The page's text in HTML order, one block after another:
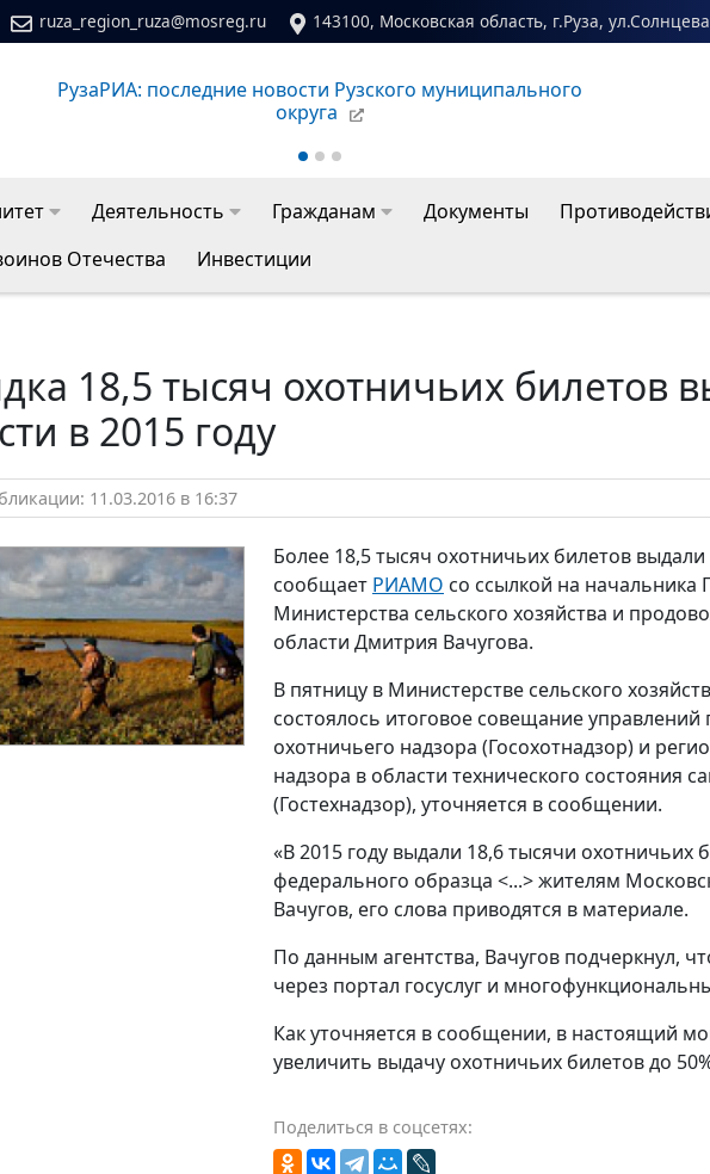
ruza_region_ruza@mosreg.ru 143100, Московская область, г.Руза,
РузаРИА: последние новости Рузского муниципального
округа
Сайт
Деятельность Гражданам Документы
Отечества Инвестиции
18,5 тысяч охотничьих билетов
в 2015 году
11.03.2016 в 16:37
Более 18,5 тысяч охотничьих билетов
сообщает РИАМО со ссылкой на начальника
Министерства сельского хозяйства и
области Дмитрия Вачугова.
В пятницу в Министерстве сельского
состоялось итоговое совещание управлений
охотничьего надзора (Госохотнадзор) и
надзора в области технического состояния
(Гостехнадзор), уточняется в сообщении.
«В 2015 году выдали 18,6 тысячи охотничьих
федерального образца <...> жителям
Вачугов, его слова приводятся в материале.
По данным агентства, Вачугов подчеркнул,
через портал госуслуг и
Как уточняется в сообщении, в настоящий
увеличить выдачу охотничьих билетов до
Поделиться в соцсетях: